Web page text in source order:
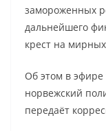
замороженных
дальнейшего
крест на
Об этом в эфире
норвежский
передаёт